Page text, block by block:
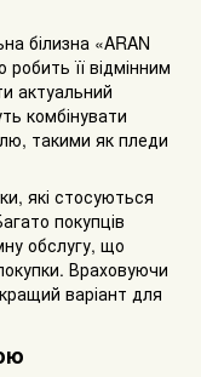
білизна «ARAN
її відмінним
актуальний
комбінувати
такими як пледи
які стосуються
покупців
обслугу, що
Враховуючи
варіант для